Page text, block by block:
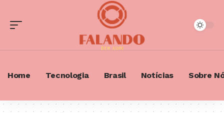
Home Tecnologia Brasil Notícias Sobre